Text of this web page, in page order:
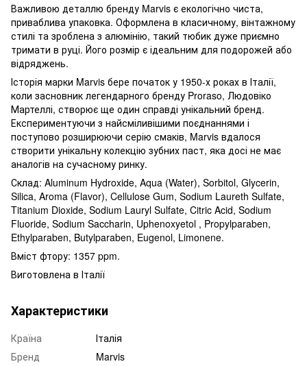
Важливою деталлю бренду Marvis є екологічно чиста,
приваблива упаковка. Оформлена в класичному, вінтажному
стилі та зроблена з алюмінію, такий тюбик дуже приємно
тримати в руці. Його розмір є ідеальним для подорожей або
відряджень.
Історія марки Marvis бере початок у 1950-х роках в Італії,
коли засновник легендарного бренду Proraso, Людовіко
Мартеллі, створює ще один справді унікальний бренд.
Експериментуючи з найсміливішими поєднаннями і
поступово розширюючи серію смаків, Marvis вдалося
створити унікальну колекцію зубних паст, яка досі не має
аналогів на сучасному ринку.
Склад: Aluminum Hydroxide, Aqua (Water), Sorbitol, Glycerin,
Silica, Aroma (Flavor), Cellulose Gum, Sodium Laureth Sulfate,
Titanium Dioxide, Sodium Lauryl Sulfate, Citric Acid, Sodium
Fluoride, Sodium Saccharin, Uphenoxyetol , Propylparaben,
Ethylparaben, Butylparaben, Eugenol, Limonene.
Вміст фтору: 1357 ppm.
Виготовлена ​​в Італії
Характеристики
Країна
Італія
Бренд
Marvis